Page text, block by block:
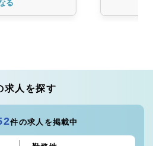
る
求人を探す
件の求人を掲載中